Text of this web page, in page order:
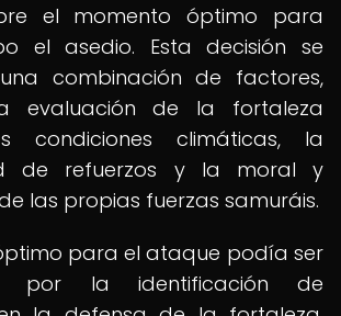
el momento óptimo para
el asedio. Esta decisión se
combinación de factores,
evaluación de la fortaleza
condiciones climáticas, la
de refuerzos y la moral y
las propias fuerzas samuráis.
para el ataque podía ser
por la identificación de